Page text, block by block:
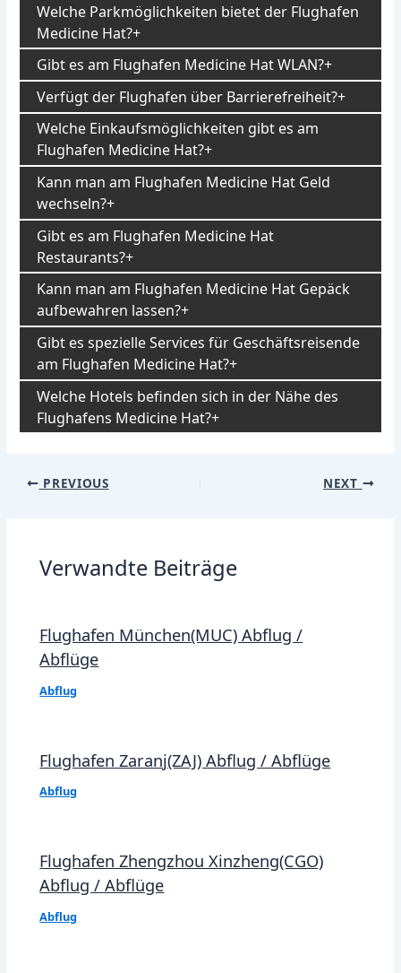
Welche Parkmöglichkeiten bietet der Flughafen
Medicine Hat?
Gibt es am Flughafen Medicine Hat WLAN?
Verfügt der Flughafen über Barrierefreiheit?
Welche Einkaufsmöglichkeiten gibt es am
Flughafen Medicine Hat?
Kann man am Flughafen Medicine Hat Geld
wechseln?
Gibt es am Flughafen Medicine Hat
Restaurants?
Kann man am Flughafen Medicine Hat Gepäck
aufbewahren lassen?
Gibt es spezielle Services für Geschäftsreisende
am Flughafen Medicine Hat?
Welche Hotels befinden sich in der Nähe des
Flughafens Medicine Hat?
Post
PREVIOUS NEXT
Verwandte Beiträge
Flughafen München(MUC) Abflug /
Abflüge
Abflug
Flughafen Zaranj(ZAJ) Abflug / Abflüge
Abflug
Flughafen Zhengzhou Xinzheng(CGO)
Abflug / Abflüge
Abflug